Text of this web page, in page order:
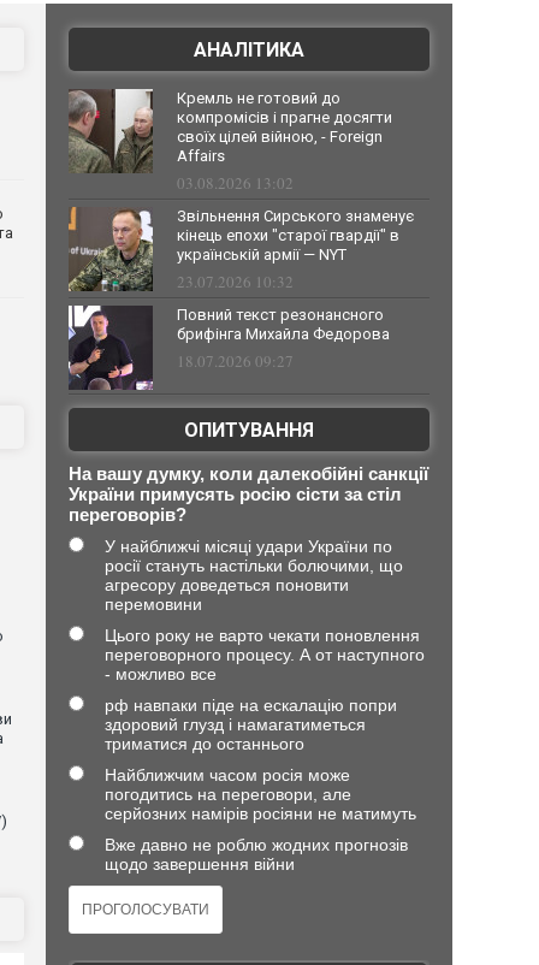
АНАЛІТИКА
Кремль не готовий до
компромісів і прагне досягти
своїх цілей війною, - Foreign
Affairs
03.08.2026 13:02
Звільнення Сирського знаменує
кінець епохи "старої гвардії" в
українській армії — NYT
23.07.2026 10:32
Повний текст резонансного
брифінга Михайла Федорова
18.07.2026 09:27
ОПИТУВАННЯ
На вашу думку, коли далекобійні санкції
України примусять росію сісти за стіл
переговорів?
У найближчі місяці удари України по
росії стануть настільки болючими, що
агресору доведеться поновити
перемовини
Цього року не варто чекати поновлення
переговорного процесу. А от наступного
- можливо все
рф навпаки піде на ескалацію попри
здоровий глузд і намагатиметься
триматися до останнього
Найближчим часом росія може
погодитись на переговори, але
серйозних намірів росіяни не матимуть
Вже давно не роблю жодних прогнозів
щодо завершення війни